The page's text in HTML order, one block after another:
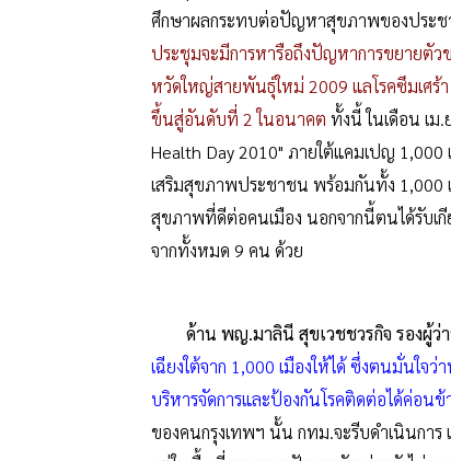
ศึกษาผลกระทบต่อปัญหาสุขภาพของประช
ประชุมจะมีการหารือถึงปัญหาการขยายตัว
หวัดใหญ่สายพันธุ์ใหม่ 2009 แลโรคซึมเศ
ขึ้นสู่อันดับที่ 2 ในอนาคต ทั้งนี้ ในเดือน เ
Health Day 2010" ภายใต้แคมเปญ 1,000
เสริมสุขภาพประชาชน พร้อมกันทั้ง 1,000
สุขภาพที่ดีต่อคนเมือง นอกจากนี้ตนได้รับเกี
จากทั้งหมด 9 คน ด้วย
ด้าน พญ.มาลินี สุขเวชชวรกิจ รองผู้ว่
เฉียงใต้จาก 1,000 เมืองให้ได้ ซึ่งตนมั่นใจว่
บริหารจัดการและป้องกันโรคติดต่อได้ค่อนข้
ของคนกรุงเทพฯ นั้น กทม.จะรีบดำเนินกา